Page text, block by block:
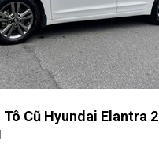
Cũ Hyundai Elantra 2016